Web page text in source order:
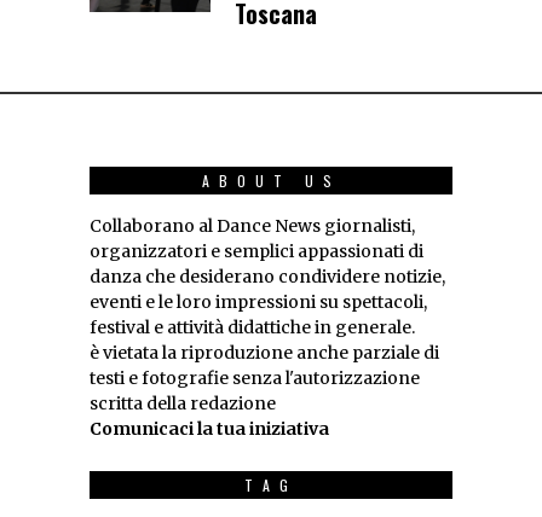
Toscana
ABOUT US
Collaborano al Dance News giornalisti,
organizzatori e semplici appassionati di
danza che desiderano condividere notizie,
eventi e le loro impressioni su spettacoli,
festival e attività didattiche in generale.
è vietata la riproduzione anche parziale di
testi e fotografie senza l'autorizzazione
scritta della redazione
Comunicaci la tua iniziativa
TAG